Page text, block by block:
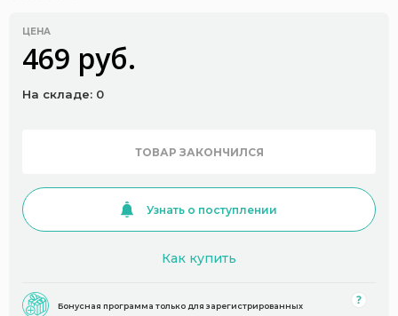
ЦЕНА
469 руб.
На складе: 0
ТОВАР ЗАКОНЧИЛСЯ
Узнать о поступлении
Как купить
Бонусная программа только для зарегистрированных